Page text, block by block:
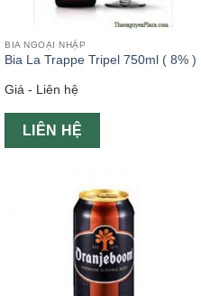
BIA NGOẠI NHẬP
Bia La Trappe Tripel 750ml ( 8% )
Giá - Liên hệ
LIÊN HỆ